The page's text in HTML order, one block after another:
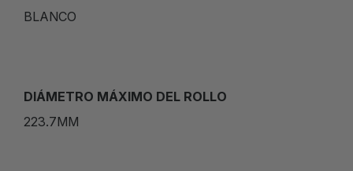
BLANCO
DIÁMETRO MÁXIMO DEL ROLLO
223.7MM